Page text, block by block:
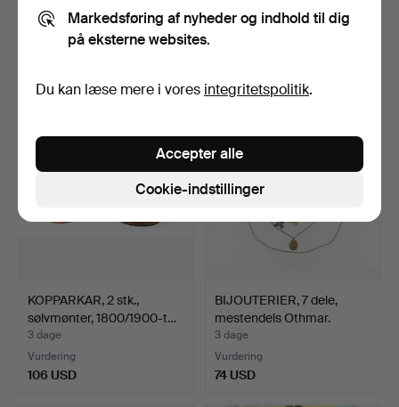
Bronsepatineret støb…
Glas og metal, 1900/200…
KOPPARKAR, 2 stk.,
sølvmønter, 1800/1900-t…
3 dage
Vurdering
106 USD
BIJOUTERIER, 7 dele,
mestendels Othmar.
3 dage
Vurdering
74 USD
Markedsføring af nyheder og indhold til dig
på eksterne websites.
Du kan læse mere i vores integritetspolitik.
Cookie-indstillinger
Accepter alle